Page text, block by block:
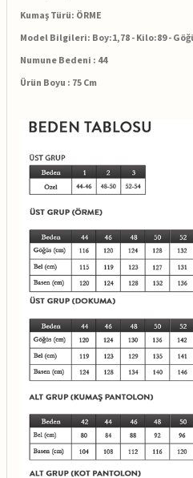
Kumaş Türü: ÖRME
Model Bilgileri: Boy:1,78 - Kilo:89 -
Numune Bedeni : 44
Ürün Boyu : 75 Cm